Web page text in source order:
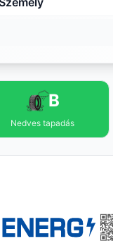
B
Nedves tapadás